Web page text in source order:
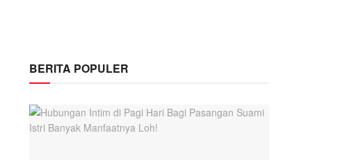
BERITA POPULER